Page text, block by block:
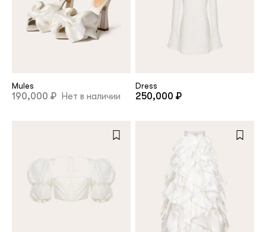
Subscribe to updates
Registered
customer
Mules
190,000 ₽ Нет в наличии
Dress
250,000 ₽